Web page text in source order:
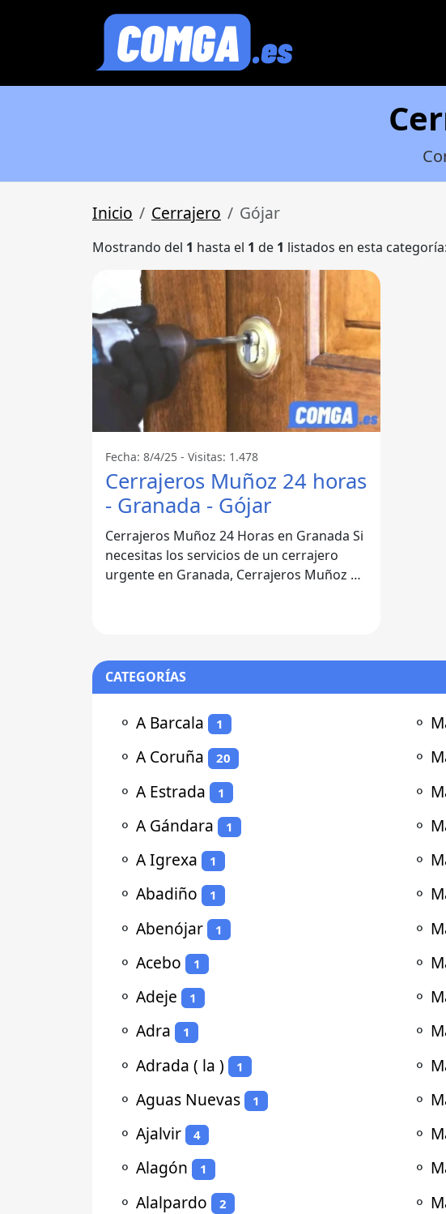
Inicio Cerrajero Gójar
Mostrando del 1 hasta el 1 de 1 listados en esta categoría:
Fecha: 8/4/25 - Visitas: 1.478
Cerrajeros Muñoz 24 horas
- Granada - Gójar
Cerrajeros Muñoz 24 Horas en Granada Si
necesitas los servicios de un cerrajero
urgente en Granada, Cerrajeros Muñoz es
CATEGORÍAS
⚬ A Barcala 1
⚬ A Coruña 20
⚬ A Estrada 1
⚬ A Gándara 1
⚬ A Igrexa 1
⚬ Abadiño 1
⚬ Abenójar 1
⚬ Acebo 1
⚬ Adeje 1
⚬ Adra 1
⚬ Adrada ( la ) 1
⚬ Aguas Nuevas 1
⚬ Ajalvir 4
⚬ Alagón 1
⚬ Alalpardo 2
⚬
⚬
⚬
⚬
⚬
⚬
⚬
⚬
⚬
⚬
⚬
⚬
⚬
⚬
⚬